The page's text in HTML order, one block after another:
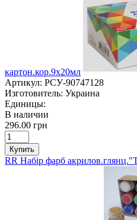
картон.кор.9х20мл
Артикул: РСУ-90747128
Изготовитель: Украина
Единицы:
В наличии
296.00 грн
Купить
RR Набір фарб